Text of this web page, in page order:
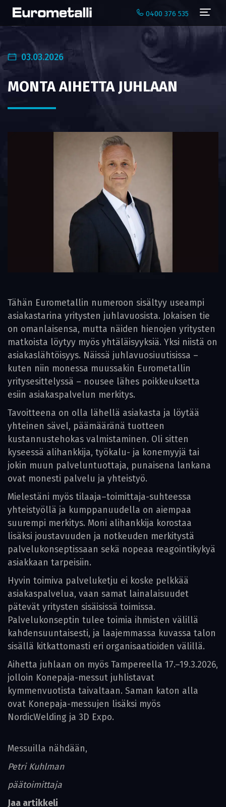
0400 376 535
03.03.2026
MONTA AIHETTA JUHLAAN
Tähän Eurometallin numeroon sisältyy useampi
asiakastarina yritysten juhlavuosista. Jokaisen tie
on omanlaisensa, mutta näiden hienojen yritysten
matkoista löytyy myös yhtäläisyyksiä. Yksi niistä on
asiakaslähtöisyys. Näissä juhlavuosiuutisissa –
kuten niin monessa muussakin Eurometallin
yritysesittelyssä – nousee lähes poikkeuksetta
esiin asiakaspalvelun merkitys.
Tavoitteena on olla lähellä asiakasta ja löytää
yhteinen sävel, päämääränä tuotteen
kustannustehokas valmistaminen. Oli sitten
kyseessä alihankkija, työkalu- ja konemyyjä tai
jokin muun palveluntuottaja, punaisena lankana
ovat monesti palvelu ja yhteistyö.
Mielestäni myös tilaaja–toimittaja-suhteessa
yhteistyöllä ja kumppanuudella on aiempaa
suurempi merkitys. Moni alihankkija korostaa
lisäksi joustavuuden ja notkeuden merkitystä
palvelukonseptissaan sekä nopeaa reagointikykyä
asiakkaan tarpeisiin.
Hyvin toimiva palveluketju ei koske pelkkää
asiakaspalvelua, vaan samat lainalaisuudet
pätevät yritysten sisäisissä toimissa.
Palvelukonseptin tulee toimia ihmisten välillä
kahdensuuntaisesti, ja laajemmassa kuvassa talon
sisällä kitkattomasti eri organisaatioiden välillä.
Aihetta juhlaan on myös Tampereella 17.–19.3.2026,
jolloin Konepaja-messut juhlistavat
kymmenvuotista taivaltaan. Saman katon alla
ovat Konepaja-messujen lisäksi myös
NordicWelding ja 3D Expo.
Messuilla nähdään,
Petri Kuhlman
päätoimittaja
Jaa artikkeli